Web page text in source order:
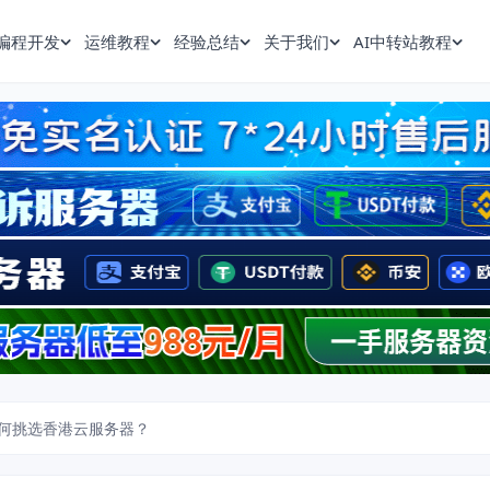
程开发 运维教程 经验总结 关于我们 AI中转站教程
挑选香港云服务器？